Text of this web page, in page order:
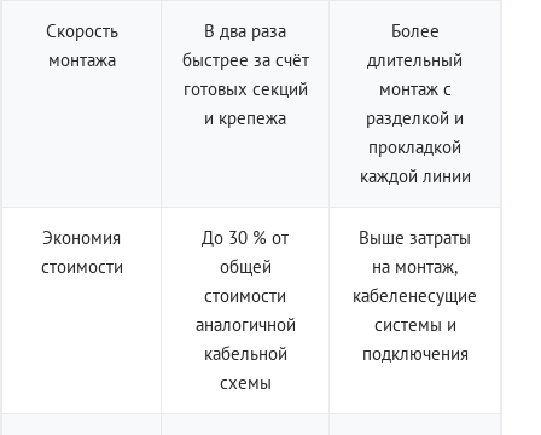
Скорость
монтажа
В два раза
быстрее за счёт
готовых секций
и крепежа
Более
длительный
монтаж с
разделкой и
прокладкой
каждой линии
Экономия
стоимости
До 30 % от
общей
стоимости
аналогичной
кабельной
схемы
Выше затраты
на монтаж,
кабеленесущие
системы и
подключения